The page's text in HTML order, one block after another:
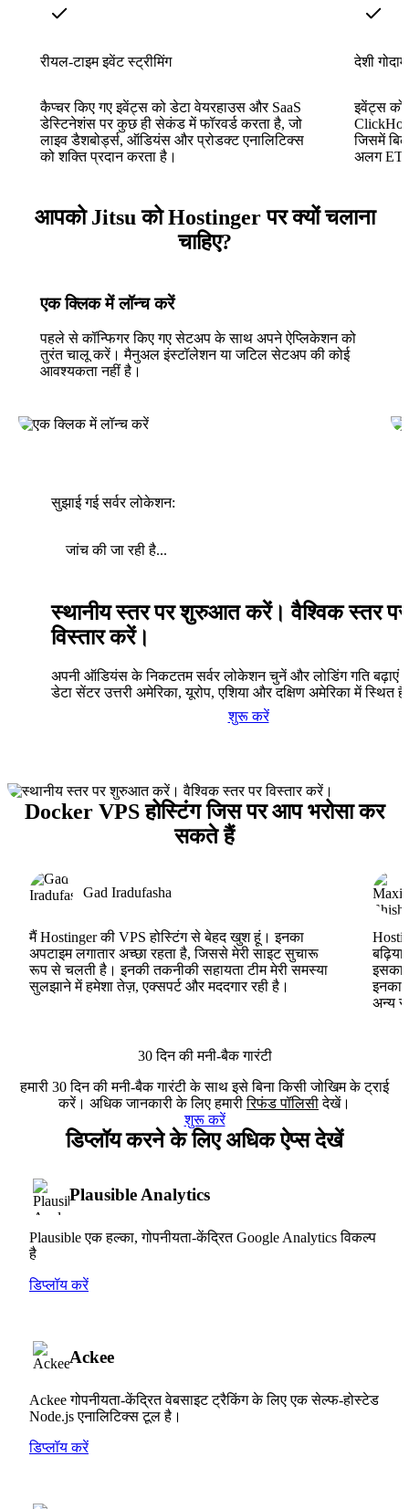
रीयल-टाइम इवेंट स्ट्रीमिंग
कैप्चर किए गए इवेंट्स को डेटा वेयरहाउस और SaaS
डेस्टिनेशंस पर कुछ ही सेकंड में फॉरवर्ड करता है, जो
लाइव डैशबोर्ड्स, ऑडियंस और प्रोडक्ट एनालिटिक्स
को शक्ति प्रदान करता है।
देशी
इवेंट्स को
जिसमें
अलग
आपको Jitsu को Hostinger पर क्यों चलाना
चाहिए?
एक क्लिक में लॉन्च करें
पहले से कॉन्फिगर किए गए सेटअप के साथ अपने ऐप्लिकेशन को
तुरंत चालू करें। मैनुअल इंस्टॉलेशन या जटिल सेटअप की कोई
आवश्यकता नहीं है।
सुझाई गई सर्वर लोकेशन:
जांच की जा रही है...
स्थानीय स्तर पर शुरुआत करें। वैश्विक स्तर पर
विस्तार करें।
अपनी ऑडियंस के निकटतम सर्वर लोकेशन चुनें और लोडिंग गति बढ़ाएं।
डेटा सेंटर उत्तरी अमेरिका, यूरोप, एशिया और दक्षिण अमेरिका में स्थित
शुरू करें
Docker VPS होस्टिंग जिस पर आप भरोसा कर
सकते हैं
Gad Iradufasha
मैं Hostinger की VPS होस्टिंग से बेहद खुश हूं। इनका
अपटाइम लगातार अच्छा रहता है, जिससे मेरी साइट सुचारू
रूप से चलती है। इनकी तकनीकी सहायता टीम मेरी समस्या
सुलझाने में हमेशा तेज़, एक्सपर्ट और मददगार रही है।
इसका
इनका
अन्य
30 दिन की मनी-बैक गारंटी
हमारी 30 दिन की मनी-बैक गारंटी के साथ इसे बिना किसी जोखिम के ट्राई
करें। अधिक जानकारी के लिए हमारीरिफंड पॉलिसीदेखें।
शुरू करें
डिप्लॉय करने के लिए अधिक ऐप्स देखें
Plausible Analytics
Plausible एक हल्का, गोपनीयता-केंद्रित Google Analytics विकल्प
है
डिप्लॉय करें
Ackee
Ackee गोपनीयता-केंद्रित वेबसाइट ट्रैकिंग के लिए एक सेल्फ-होस्टेड
Node.js एनालिटिक्स टूल है।
डिप्लॉय करें